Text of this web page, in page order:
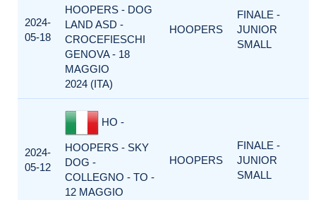
2024-
05-18
HOOPERS - DOG
LAND ASD -
CROCEFIESCHI
GENOVA - 18
MAGGIO
2024 (ITA)
HOOPERS
FINALE -
JUNIOR
SMALL
2024-
05-12
HO -
HOOPERS - SKY
DOG -
COLLEGNO - TO -
12 MAGGIO
HOOPERS
FINALE -
JUNIOR
SMALL